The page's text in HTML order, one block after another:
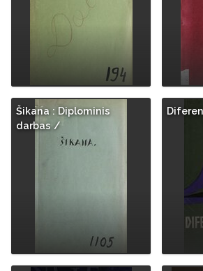
Šikana : Diplominis
darbas /